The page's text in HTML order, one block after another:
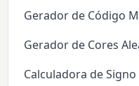
Gerador de Código
Gerador de Cores
Calculadora de Signo